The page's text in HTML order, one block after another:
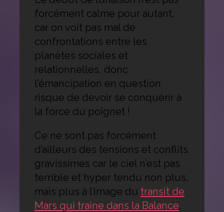
forcément calme pour autant,
car on voit pas mal de
confrontations entre les
planètes sociales et
relationnelles, donc
l’émancipation en question
risque de devoir se conquérir à
la force du poignet !
Ce ne sont pas forcément
d’ailleurs des tensions et conflits
gravissimes car le ciel n’est pas
terrible et hyper tendu non plus,
mais plus à l’image du transit de
Mars qui traine dans la Balance,